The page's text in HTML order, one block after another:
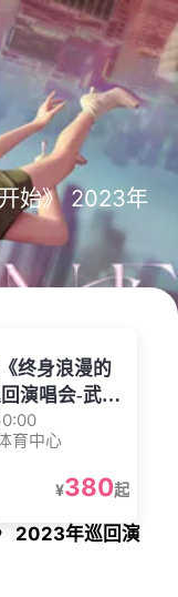
始》 2023年
终身浪漫的
演唱会-武汉
育中心
¥380起
2023年巡回演